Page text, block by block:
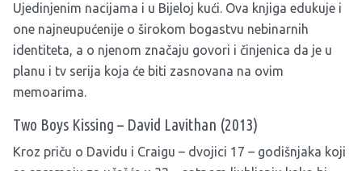
Ujedinjenim nacijama i u Bijeloj kući. Ova knjiga edukuje i
one najneupućenije o širokom bogastvu nebinarnih
identiteta, a o njenom značaju govori i činjenica da je u
planu i tv serija koja će biti zasnovana na ovim
memoarima.
Two Boys Kissing – David Lavithan (2013)
Kroz priču o Davidu i Craigu – dvojici 17 – godišnjaka koji